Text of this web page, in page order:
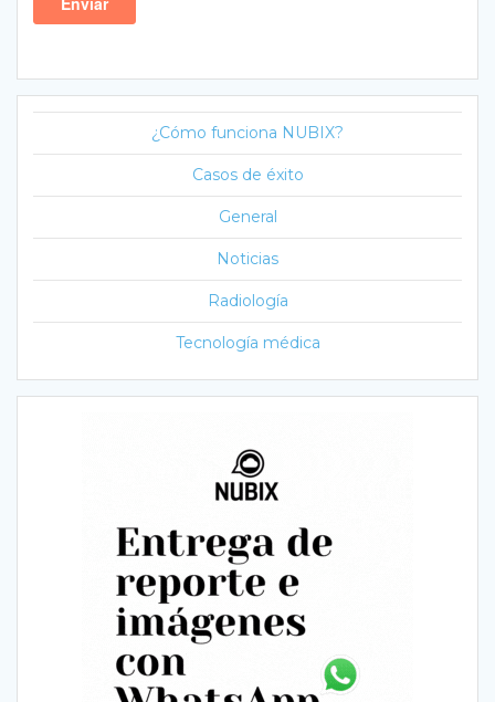
¿Cómo funciona NUBIX?
Casos de éxito
General
Noticias
Radiología
Tecnología médica